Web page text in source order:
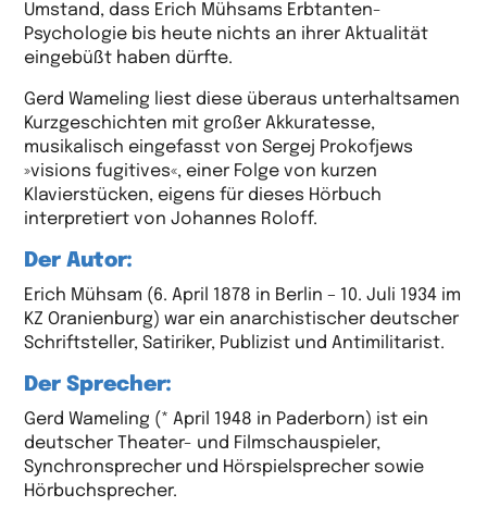
Umstand, dass Erich Mühsams Erbtanten-
Psychologie bis heute nichts an ihrer Aktualität
eingebüßt haben dürfte.
Gerd Wameling liest diese überaus unterhaltsamen
Kurzgeschichten mit großer Akkuratesse,
musikalisch eingefasst von Sergej Prokofjews
»visions fugitives«, einer Folge von kurzen
Klavierstücken, eigens für dieses Hörbuch
interpretiert von Johannes Roloff.
Der Autor:
Erich Mühsam (6. April 1878 in Berlin – 10. Juli 1934 im
KZ Oranienburg) war ein anarchistischer deutscher
Schriftsteller, Satiriker, Publizist und Antimilitarist.
Der Sprecher:
Gerd Wameling (* April 1948 in Paderborn) ist ein
deutscher Theater- und Filmschauspieler,
Synchronsprecher und Hörspielsprecher sowie
Hörbuchsprecher.